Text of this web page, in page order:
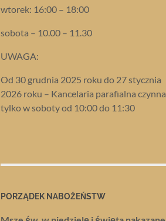
wtorek: 16:00 – 18:00
sobota – 10.00 – 11.30
UWAGA:
Od 30 grudnia 2025 roku do 27 stycznia
2026 roku – Kancelaria parafialna czynna
tylko w soboty od 10:00 do 11:30
PORZĄDEK NABOŻEŃSTW